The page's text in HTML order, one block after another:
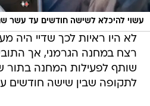
עשוי להיכלא לשישה חודשים עד עשר
לא היו ראיות לכך שדיי היה
רצח במחנה הגרמני, אך
שותף לפעילות המחנה בתור
לתקופה שבין שישה חודשים